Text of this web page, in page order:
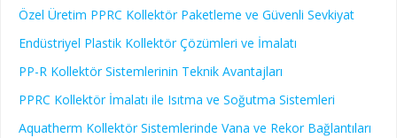
Özel Üretim PPRC Kollektör Paketleme ve Güvenli Sevkiyat
Endüstriyel Plastik Kollektör Çözümleri ve İmalatı
PP-R Kollektör Sistemlerinin Teknik Avantajları
PPRC Kollektör İmalatı ile Isıtma ve Soğutma Sistemleri
Aquatherm Kollektör Sistemlerinde Vana ve Rekor Bağlantıları